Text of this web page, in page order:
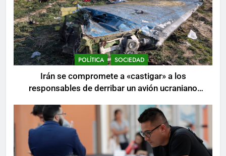
POLÍTICA SOCIEDAD
Irán se compromete a «castigar» a los
responsables de derribar un avión ucraniano